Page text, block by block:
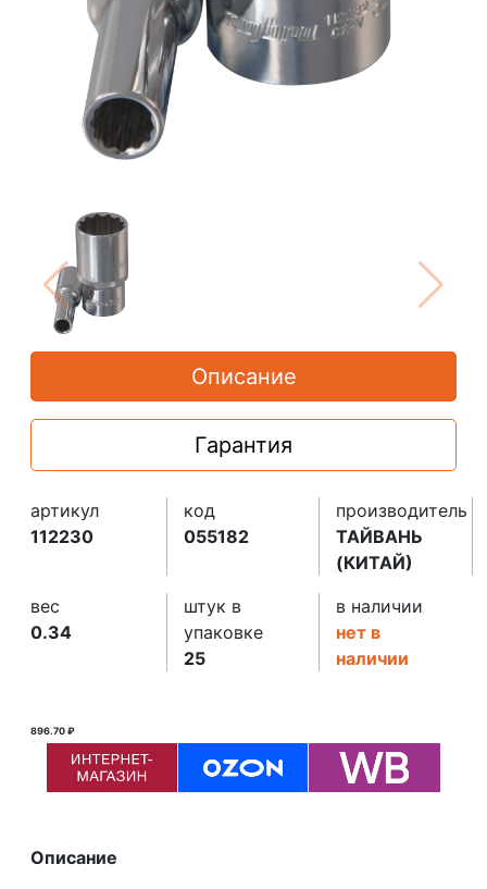
Описание
Гарантия
артикул
112230
код
055182
производитель
ТАЙВАНЬ
(КИТАЙ)
вес
0.34
штук в
упаковке
25
в наличии
нет в
наличии
896.70 ₽
Описание